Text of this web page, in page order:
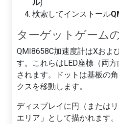
ル)
検索してインストール
ターゲットゲーム
QMI8658C加速度計はXおよ
す。これらはLED座標（両
されます。ドットは基板の
クスを移動します。
ディスプレイに円（または
エリア」として描かれます